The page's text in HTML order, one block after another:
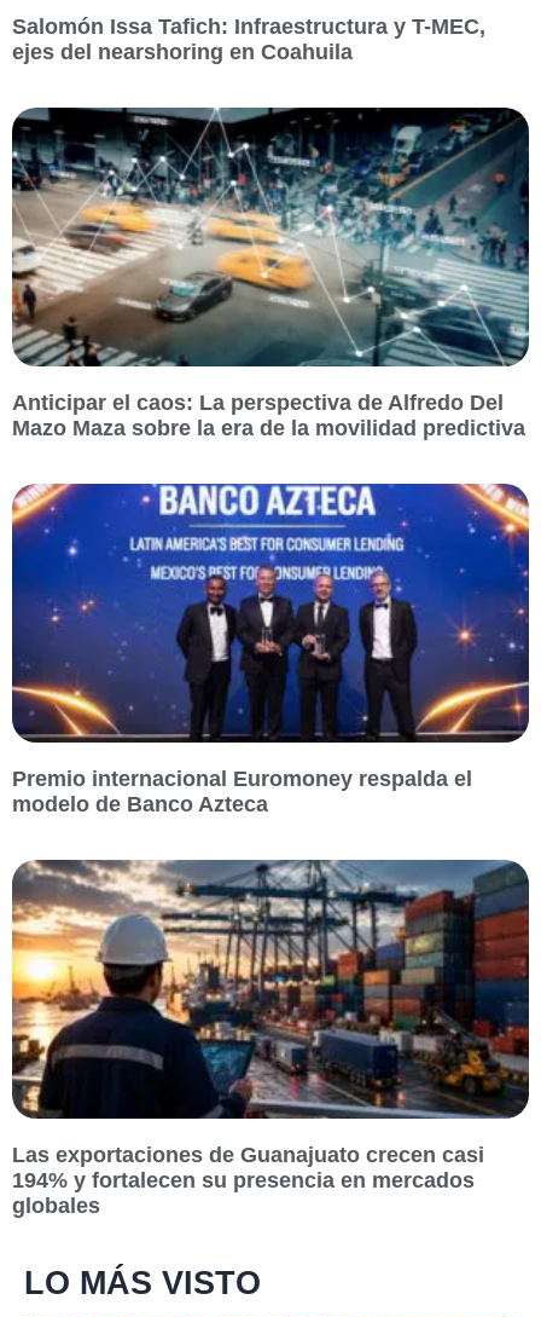
Salomón Issa Tafich: Infraestructura y T-MEC,
ejes del nearshoring en Coahuila
Anticipar el caos: La perspectiva de Alfredo Del
Mazo Maza sobre la era de la movilidad predictiva
Premio internacional Euromoney respalda el
modelo de Banco Azteca
Las exportaciones de Guanajuato crecen casi
194% y fortalecen su presencia en mercados
globales
LO MÁS VISTO